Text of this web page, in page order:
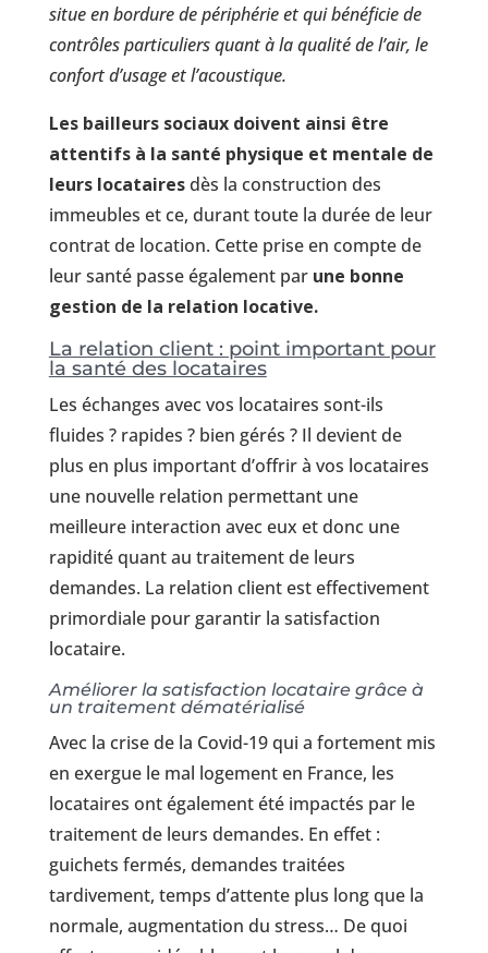
situe en bordure de périphérie et qui bénéficie de
contrôles particuliers quant à la qualité de l’air, le
confort d’usage et l’acoustique.
Les bailleurs sociaux doivent ainsi être
attentifs à la santé physique et mentale de
leurs locatairesdès la construction des
immeubles et ce, durant toute la durée de leur
contrat de location. Cette prise en compte de
leur santé passe également par une bonne
gestion de la relation locative.
La relation client : point important pour
la santé des locataires
Les échanges avec vos locataires sont-ils
fluides ? rapides ? bien gérés ? Il devient de
plus en plus important d’offrir à vos locataires
une nouvelle relation permettant une
meilleure interaction avec eux et donc une
rapidité quant au traitement de leurs
demandes. La relation client est effectivement
primordiale pour garantir la satisfaction
locataire.
Améliorer la satisfaction locataire grâce à
un traitement dématérialisé
Avec la crise de la Covid-19 qui a fortement mis
en exergue le mal logement en France, les
locataires ont également été impactés par le
traitement de leurs demandes. En effet :
guichets fermés, demandes traitées
tardivement, temps d’attente plus long que la
normale, augmentation du stress… De quoi